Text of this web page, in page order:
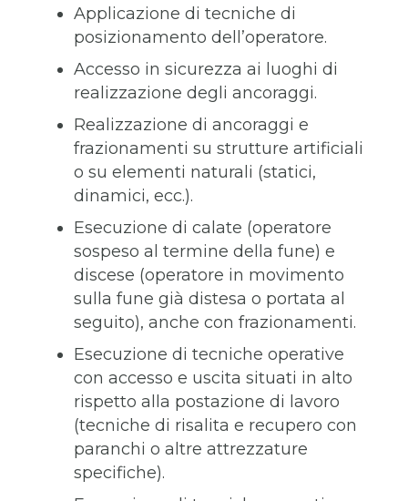
Applicazione di tecniche di
posizionamento dell’operatore.
Accesso in sicurezza ai luoghi di
realizzazione degli ancoraggi.
Realizzazione di ancoraggi e
frazionamenti su strutture artificiali
o su elementi naturali (statici,
dinamici, ecc.).
Esecuzione di calate (operatore
sospeso al termine della fune) e
discese (operatore in movimento
sulla fune già distesa o portata al
seguito), anche con frazionamenti.
Esecuzione di tecniche operative
con accesso e uscita situati in alto
rispetto alla postazione di lavoro
(tecniche di risalita e recupero con
paranchi o altre attrezzature
specifiche).